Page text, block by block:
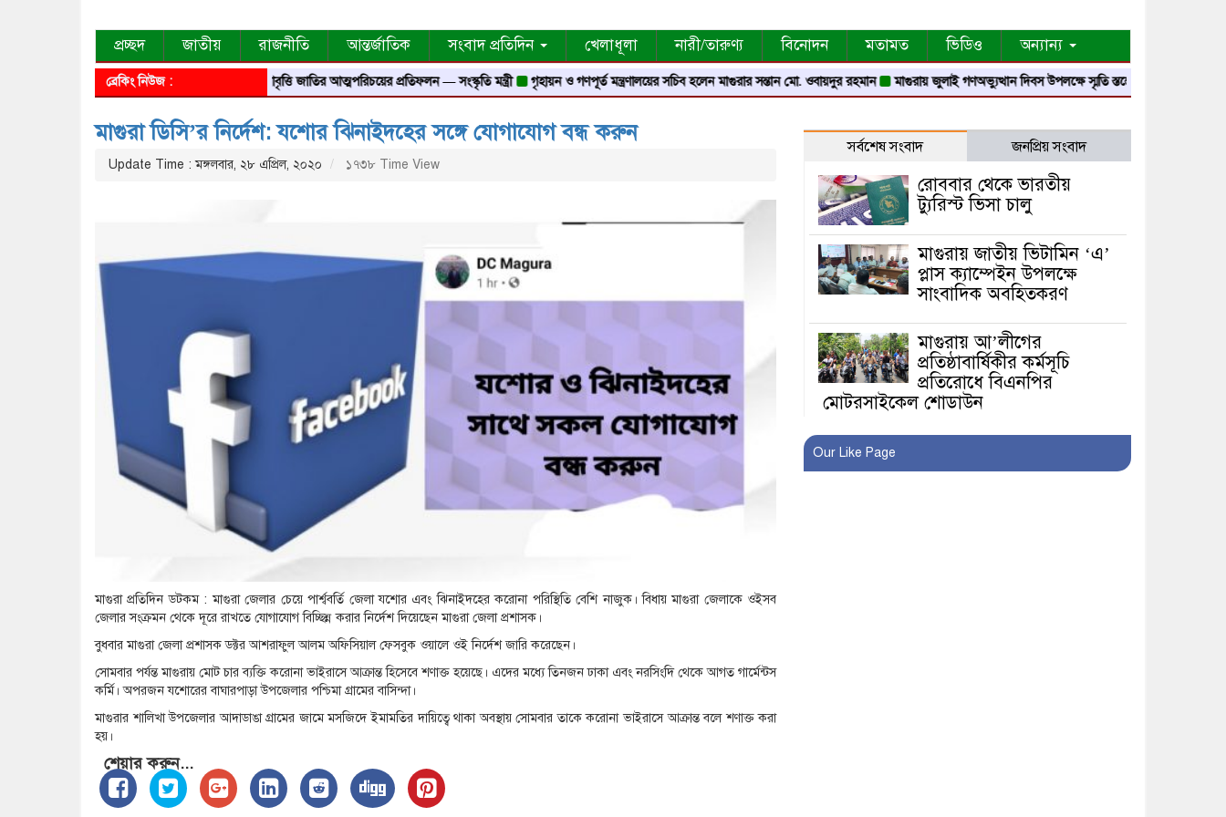
প্রচ্ছদ জাতীয় রাজনীতি আন্তর্জাতিক সংবাদ প্রতিদিন খেলাধূলা নারী/তারুণ্য বিনোদন মতামত ভিডিও অন্যান্য
ব্রেকিং নিউজ : আবৃত্তি জাতির আত্মপরিচয়ের প্রতিফলন — সংস্কৃতি মন্ত্রী গৃহায়ন ও গণপূর্ত মন্ত্রণালয়ের সচিব হলেন মাগুরার সন্তান মো. ওবায়দুর রহমান মাগুরায় জুলাই গণঅভ্যুত্থান দিবস উপলক্ষে স্মৃতি স্তম্ভে শ্রদ্ধা নিবেদন
মাগুরা ডিসি’র নির্দেশ: যশোর ঝিনাইদহের সঙ্গে যোগাযোগ বন্ধ করুন
Update Time : মঙ্গলবার, ২৮ এপ্রিল, ২০২০ ১৭৩৮ Time View
মাগুরা প্রতিদিন ডটকম : মাগুরা জেলার চেয়ে পার্শ্ববর্তি জেলা যশোর এবং ঝিনাইদহের করোনা পরিস্থিতি বেশি নাজুক। বিধায় মাগুরা জেলাকে ওইসব
জেলার সংক্রমন থেকে দূরে রাখতে যোগাযোগ বিচ্ছিন্ন করার নির্দেশ দিয়েছেন মাগুরা জেলা প্রশাসক।
বুধবার মাগুরা জেলা প্রশাসক ডক্টর আশরাফুল আলম অফিসিয়াল ফেসবুক ওয়ালে ওই নির্দেশ জারি করেছেন।
সোমবার পর্যন্ত মাগুরায় মোট চার ব্যক্তি করোনা ভাইরাসে আক্রান্ত হিসেবে শণাক্ত হয়েছে। এদের মধ্যে তিনজন ঢাকা এবং নরসিংদি থেকে আগত গার্মেন্টস
কর্মি। অপরজন যশোরের বাঘারপাড়া উপজেলার পশ্চিমা গ্রামের বাসিন্দা।
মাগুরার শালিখা উপজেলার আদাডাঙা গ্রামের জামে মসজিদে ইমামতির দায়িত্বে থাকা অবস্থায় সোমবার তাকে করোনা ভাইরাসে আক্রান্ত বলে শণাক্ত করা
হয়।
শেয়ার করুন...
সর্বশেষ সংবাদ জনপ্রিয় সংবাদ
রোববার থেকে ভারতীয়
ট্যুরিস্ট ভিসা চালু
মাগুরায় জাতীয় ভিটামিন ‘এ’
প্লাস ক্যাম্পেইন উপলক্ষে
সাংবাদিক অবহিতকরণ
মাগুরায় আ’লীগের
প্রতিষ্ঠাবার্ষিকীর কর্মসূচি
প্রতিরোধে বিএনপির
মোটরসাইকেল শোডাউন
মাগুরার ডিসি
Our Like Page